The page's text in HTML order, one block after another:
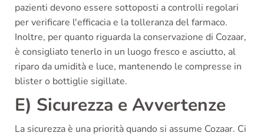
pazienti devono essere sottoposti a controlli regolari
per verificare l'efficacia e la tolleranza del farmaco.
Inoltre, per quanto riguarda la conservazione di Cozaar,
è consigliato tenerlo in un luogo fresco e asciutto, al
riparo da umidità e luce, mantenendo le compresse in
blister o bottiglie sigillate.
E) Sicurezza e Avvertenze
La sicurezza è una priorità quando si assume Cozaar. Ci